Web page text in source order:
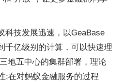
科技发展迅速，以GeaBase
千亿级别的计算，可以快速理
地五中心的集群部署，理论
;在对蚂蚁金融服务的过程